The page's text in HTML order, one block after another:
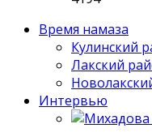
Время намаза
Кулинский
Лакский
Интервью